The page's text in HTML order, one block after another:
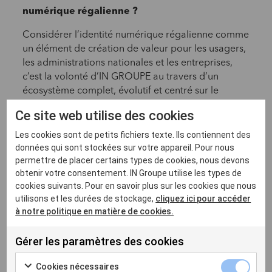
numérique régalienne ?
Considérer l’identité numérique régalienne comme
un élément de création de valeur pour les usagers,
les administrations nationales et les entreprises,
c’est la volonté d’IN GROUPE au travers d’un
écosystème complet, évolutif et centré sur le
solutions déjà mises en place auprès de trente
organismes d’états à travers le monde, les cas
d’usages présentés lors de ces rencontres sud-
américaines sont multiples :
L’accès de façon totalement sécurisée à des services
démarches administratives
La mobilité numérique pour justifier son droit de
conduire en simplifiant le contrôle des informations
Ce site web utilise des cookies
Les cookies sont de petits fichiers texte. Ils contiennent des
données qui sont stockées sur votre appareil. Pour nous
permettre de placer certains types de cookies, nous devons
obtenir votre consentement. IN Groupe utilise les types de
cookies suivants. Pour en savoir plus sur les cookies que nous
utilisons et les durées de stockage, cliquez ici pour accéder
à notre politique en matière de cookies.
Gérer les paramètres des cookies
Cookies nécessaires